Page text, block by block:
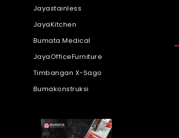
Jayastainless
JayaKitchen
Bumata Medical
JayaOfficeFurniture
Timbangan X-Sago
Bumakonstruksi